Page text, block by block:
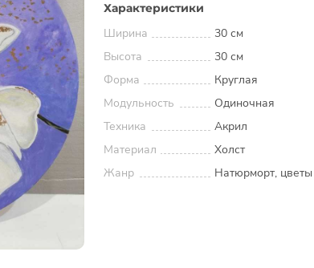
Характеристики
Ширина
30 см
Высота
30 см
Форма
Круглая
Модульность
Одиночная
Техника
Акрил
Материал
Холст
Жанр
Натюрморт, цветы